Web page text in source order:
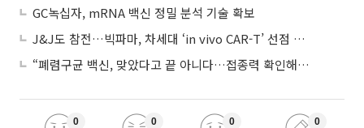
GC녹십자, mRNA 백신 정밀 분석 기술 확보
J&J도 참전…빅파마, 차세대 ‘in vivo CAR-T’ 선점 경쟁 본격화
“폐렴구균 백신, 맞았다고 끝 아니다…접종력 확인해야”
0 0 0 0